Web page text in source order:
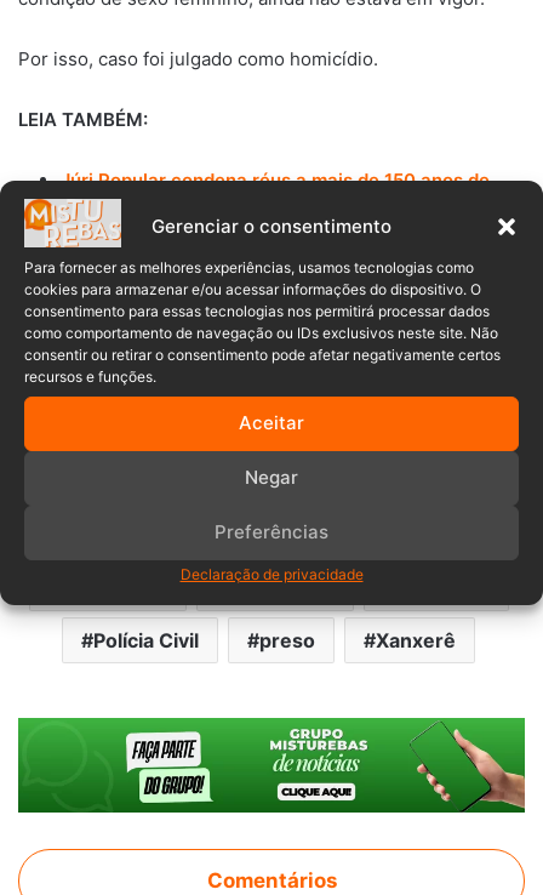
Gerenciar o consentimento
Para fornecer as melhores experiências, usamos tecnologias como
cookies para armazenar e/ou acessar informações do dispositivo. O
consentimento para essas tecnologias nos permitirá processar dados
como comportamento de navegação ou IDs exclusivos neste site. Não
consentir ou retirar o consentimento pode afetar negativamente certos
recursos e funções.
Aceitar
Negar
Preferências
Declaração de privacidade
Por isso, caso foi julgado como homicídio.
LEIA TAMBÉM:
Júri Popular condena réus a mais de 150 anos de
prisão por crime bárbaro em Timbó
A prisão ocorreu durante a Operação Shamar, que faz
partedas ações do Agosto Lilás, mês dedicado à
conscientização sobre a violência contra a mulher.
Após os procedimentos legais, o homem foi encaminhado
Xanxerêpara cumprir a pena
estabelecida pela Justiça.
Feminicídio
Polícia Civil preso Xanxerê
Comentários